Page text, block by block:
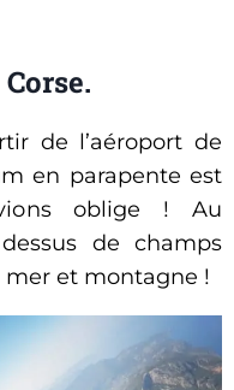
de l’aéroport de
en parapente est
oblige ! Au
de champs
mer et montagne !